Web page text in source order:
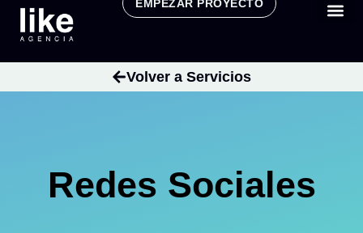
EMPEZAR PROYECTO
Volver a Servicios
Redes Sociales